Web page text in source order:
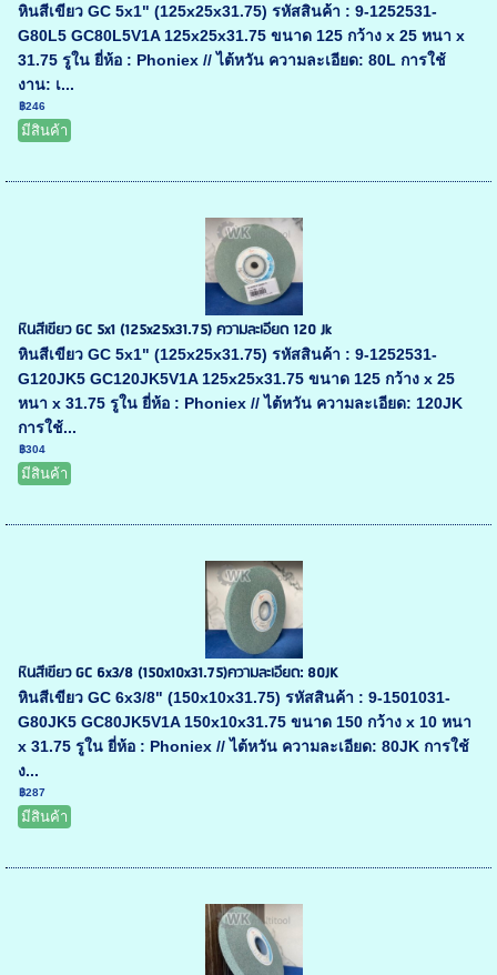
หินสีเขียว GC 5x1" (125x25x31.75) รหัสสินค้า : 9-1252531-
G80L5 GC80L5V1A 125x25x31.75 ขนาด 125 กว้าง x 25 หนา x
31.75 รูใน ยี่ห้อ : Phoniex // ไต้หวัน ความละเอียด: 80L การใช้
งาน: เ...
฿246
มีสินค้า
หินสีเขียว GC 5x1 (125x25x31.75) ความละเอียด 120 Jk
หินสีเขียว GC 5x1" (125x25x31.75) รหัสสินค้า : 9-1252531-
G120JK5 GC120JK5V1A 125x25x31.75 ขนาด 125 กว้าง x 25
หนา x 31.75 รูใน ยี่ห้อ : Phoniex // ไต้หวัน ความละเอียด: 120JK
การใช้...
฿304
มีสินค้า
หินสีเขียว GC 6x3/8 (150x10x31.75)ความละเอียด: 80JK
หินสีเขียว GC 6x3/8" (150x10x31.75) รหัสสินค้า : 9-1501031-
G80JK5 GC80JK5V1A 150x10x31.75 ขนาด 150 กว้าง x 10 หนา
x 31.75 รูใน ยี่ห้อ : Phoniex // ไต้หวัน ความละเอียด: 80JK การใช้
ง...
฿287
มีสินค้า